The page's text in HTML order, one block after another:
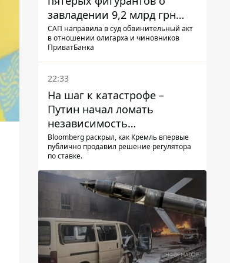
завладении 9,2 млрд грн
ПриватБанка направили в
суд
САП направила в суд обвинительный акт
в отношении олигарха и чиновников
ПриватБанка
22:33
На шаг к катастрофе –
Путин начал ломать
независимость
собственного Центробанка,
заставив снизить базовую
Bloomberg раскрыл, как Кремль впервые
публично продавил решение регулятора
по ставке.